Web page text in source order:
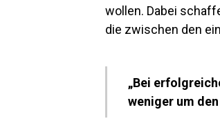
wollen. Dabei
die zwischen den
„Bei
weniger um